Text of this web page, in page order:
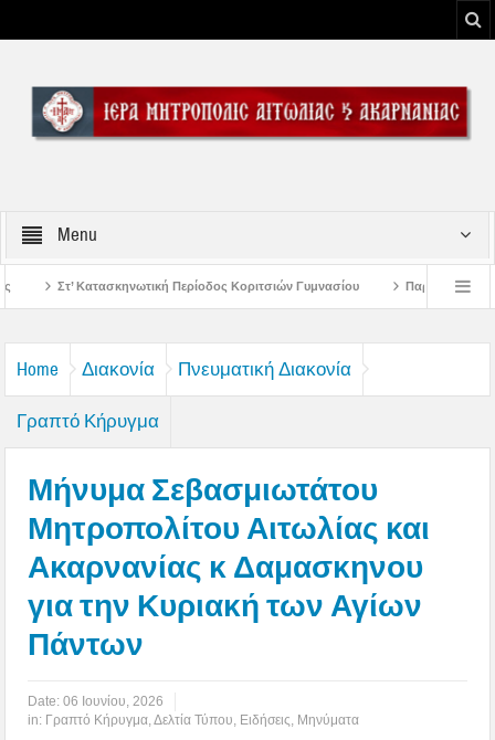
Menu
Περίοδος Κοριτσιών Γυμνασίου Παρακλήσεις πρώτης εβδομάδος
Home Διακονία Πνευματική Διακονία
Γραπτό Κήρυγμα
Μήνυμα Σεβασμιωτάτου
Μητροπολίτου Αιτωλίας και
Ακαρνανίας κ Δαμασκηνου
για την Κυριακή των Αγίων
Πάντων
Date:06 Ιουνίου, 2026
in: Γραπτό Κήρυγμα ,Δελτία Τύπου Ειδήσεις Μηνύματα